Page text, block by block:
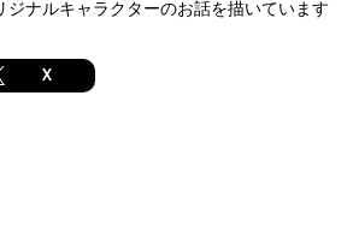
ジナルキャラクターのお話を描いています
X